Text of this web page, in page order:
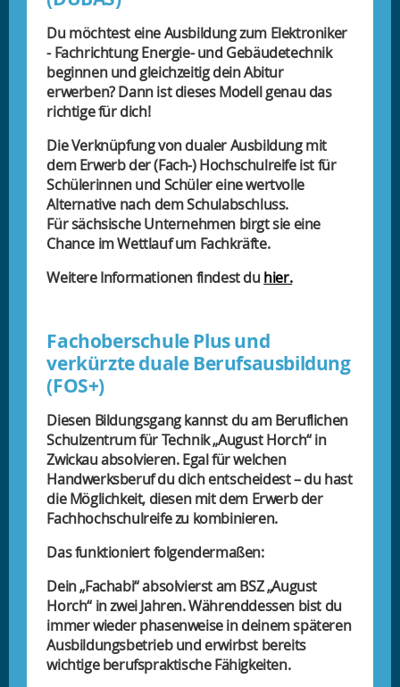
Du möchtest eine Ausbildung zum Elektroniker
- Fachrichtung Energie- und Gebäudetechnik
beginnen und gleichzeitig dein Abitur
erwerben? Dann ist dieses Modell genau das
richtige für dich!
Die Verknüpfung von dualer Ausbildung mit
dem Erwerb der (Fach-) Hochschulreife ist für
Schülerinnen und Schüler eine wertvolle
Alternative nach dem Schulabschluss.
Für sächsische Unternehmen birgt sie eine
Chance im Wettlauf um Fachkräfte.
Weitere Informationen findest du hier.
Fachoberschule Plus und
verkürzte duale Berufsausbildung
(FOS+)
Diesen Bildungsgang kannst du am Beruflichen
Schulzentrum für Technik „August Horch“ in
Zwickau absolvieren. Egal für welchen
Handwerksberuf du dich entscheidest – du hast
die Möglichkeit, diesen mit dem Erwerb der
Fachhochschulreife zu kombinieren.
Das funktioniert folgendermaßen:
Dein „Fachabi“ absolvierst am BSZ „August
Horch“ in zwei Jahren. Währenddessen bist du
immer wieder phasenweise in deinem späteren
Ausbildungsbetrieb und erwirbst bereits
wichtige berufspraktische Fähigkeiten.